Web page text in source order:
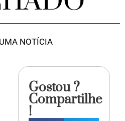
NOTÍCIA
Gostou ?
Compartilhe
!